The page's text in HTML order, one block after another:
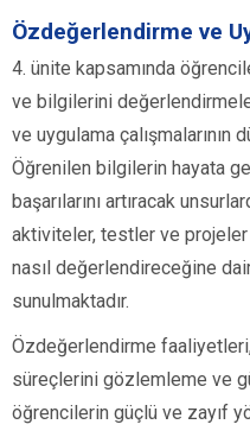
Özdeğerlendirme ve
4. ünite kapsamında
ve bilgilerini
ve uygulama
Öğrenilen bilgilerin hayata
başarılarını artıracak
aktiviteler, testler ve projeler
nasıl değerlendireceğine
sunulmaktadır.
Özdeğerlendirme
süreçlerini gözlemleme ve
öğrencilerin güçlü ve zayıf